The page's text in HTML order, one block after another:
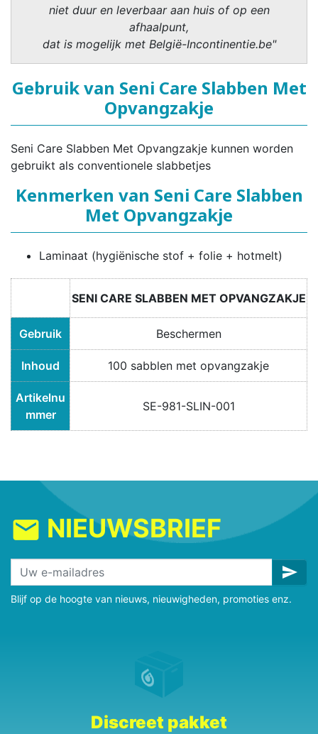
niet duur en leverbaar aan huis of op een
afhaalpunt,
dat is mogelijk met België-Incontinentie.be"
Gebruik van Seni Care Slabben Met
Opvangzakje
Seni Care Slabben Met Opvangzakje kunnen worden
gebruikt als conventionele slabbetjes
Kenmerken van Seni Care Slabben
Met Opvangzakje
Laminaat (hygiënische stof + folie + hotmelt)
SENI CARE SLABBEN MET OPVANGZAKJE
Gebruik Beschermen
Inhoud 100 sabblen met opvangzakje
Artikelnu
mmer
SE-981-SLIN-001
mail NIEUWSBRIEF
send
Blijf op de hoogte van nieuws, nieuwigheden, promoties enz.
Discreet pakket